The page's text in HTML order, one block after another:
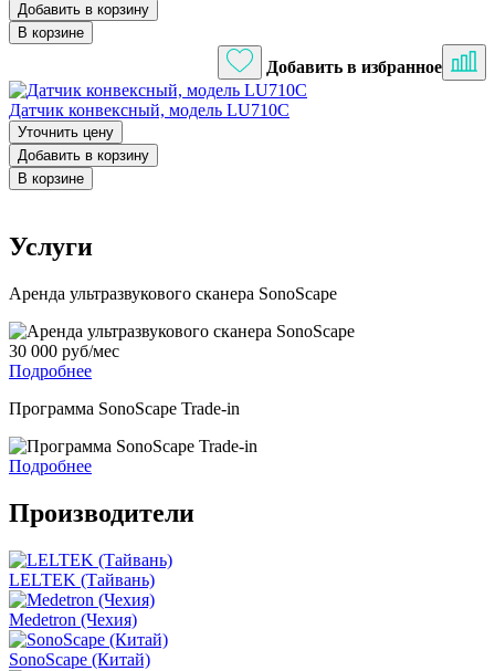
Добавить в корзину
В корзине
Добавить в избранное
Датчик конвексный, модель LU710C
Уточнить цену
Добавить в корзину
В корзине
Услуги
Аренда ультразвукового сканера SonoScape
30 000 руб/мес
Подробнее
Программа SonoScape Trade-in
Подробнее
Производители
LELTEK (Тайвань)
Medetron (Чехия)
SonoScape (Китай)